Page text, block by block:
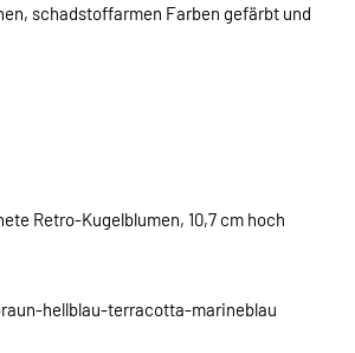
schadstoffarmen Farben gefärbt und
Retro-Kugelblumen, 10,7 cm hoch
hellblau-terracotta-marineblau